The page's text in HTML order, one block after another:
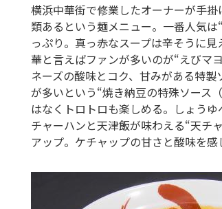
横浜中華街で修業したオーナーが手
類あるという麺メニュー。一番人気
っぷり。真っ赤なスープは辛そうに
華と言えばファンが多いのが“えびマ
ネーズの酸味とコク、甘みがある特
が多いという“焼き納豆の特殊ソース
はなくトロトロも楽しめる。しょう
チャーハンと天津飯が味わえる“天チ
アップ。ケチャップの甘さと酸味を感